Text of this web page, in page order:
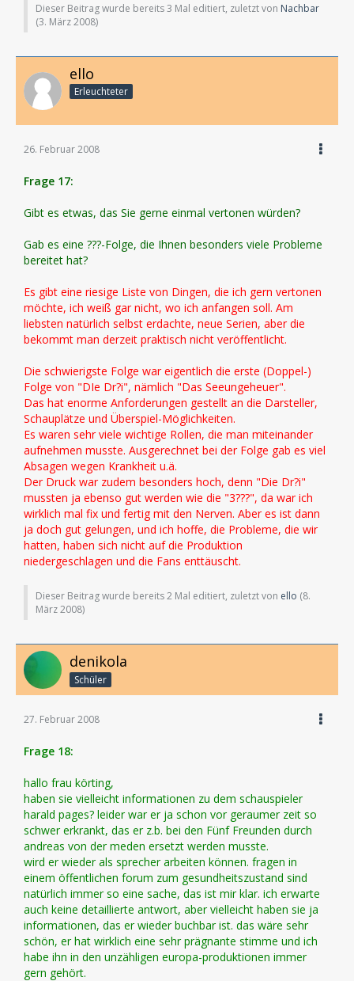
Dieser Beitrag wurde bereits 3 Mal editiert, zuletzt von Nachbar
(3. März 2008)
ello
Erleuchteter
26. Februar 2008
Frage 17:
Gibt es etwas, das Sie gerne einmal vertonen würden?
Gab es eine ???-Folge, die Ihnen besonders viele Probleme
bereitet hat?
Es gibt eine riesige Liste von Dingen, die ich gern vertonen
möchte, ich weiß gar nicht, wo ich anfangen soll. Am
liebsten natürlich selbst erdachte, neue Serien, aber die
bekommt man derzeit praktisch nicht veröffentlicht.
Die schwierigste Folge war eigentlich die erste (Doppel-)
Folge von "DIe Dr?i", nämlich "Das Seeungeheuer".
Das hat enorme Anforderungen gestellt an die Darsteller,
Schauplätze und Überspiel-Möglichkeiten.
Es waren sehr viele wichtige Rollen, die man miteinander
aufnehmen musste. Ausgerechnet bei der Folge gab es viel
Absagen wegen Krankheit u.ä.
Der Druck war zudem besonders hoch, denn "Die Dr?i"
mussten ja ebenso gut werden wie die "3???", da war ich
wirklich mal fix und fertig mit den Nerven. Aber es ist dann
ja doch gut gelungen, und ich hoffe, die Probleme, die wir
hatten, haben sich nicht auf die Produktion
niedergeschlagen und die Fans enttäuscht.
Dieser Beitrag wurde bereits 2 Mal editiert, zuletzt von ello (8.
März 2008)
denikola
Schüler
27. Februar 2008
Frage 18:
hallo frau körting,
haben sie vielleicht informationen zu dem schauspieler
harald pages? leider war er ja schon vor geraumer zeit so
schwer erkrankt, das er z.b. bei den Fünf Freunden durch
andreas von der meden ersetzt werden musste.
wird er wieder als sprecher arbeiten können. fragen in
einem öffentlichen forum zum gesundheitszustand sind
natürlich immer so eine sache, das ist mir klar. ich erwarte
auch keine detaillierte antwort, aber vielleicht haben sie ja
informationen, das er wieder buchbar ist. das wäre sehr
schön, er hat wirklich eine sehr prägnante stimme und ich
habe ihn in den unzähligen europa-produktionen immer
gern gehört.